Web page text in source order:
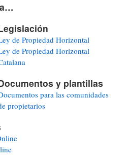
de Propiedad Horizontal
de Propiedad Horizontal
y plantillas
para las comunidades
propietarios